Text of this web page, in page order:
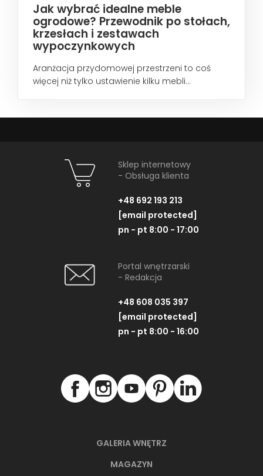
Jak wybrać idealne meble
ogrodowe? Przewodnik po stołach,
krzesłach i zestawach
wypoczynkowych
Aranżacja przydomowej przestrzeni to coś
więcej niż tylko ustawienie kilku mebli...
GALERIA WNĘTRZ
MAGAZYN
Sklep internetowy
- Obsługa klienta
+48 692 193 213
[email protected]
pn - pt 8:00 - 17:00
Portal wnętrzarski
- Redakcja
+48 608 035 397
[email protected]
pn - pt 8:00 - 16:00